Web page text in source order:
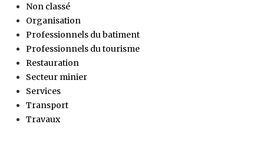
Non classé
Organisation
Professionnels du batiment
Professionnels du tourisme
Restauration
Secteur minier
Services
Transport
Travaux